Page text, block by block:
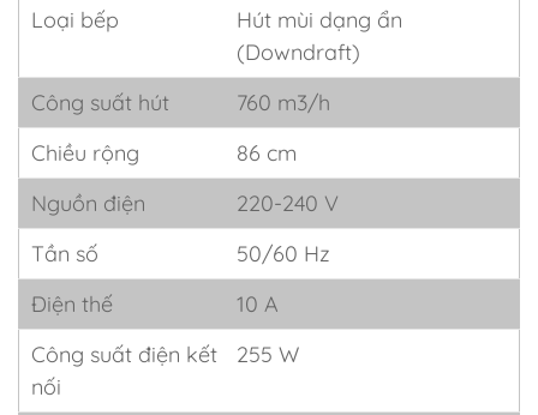
Loại bếp
Hút mùi dạng ẩn
(Downdraft)
Công suất hút
760 m3/h
Chiều rộng
86 cm
Nguồn điện
220-240 V
Tần số
50/60 Hz
Điện thế
10 A
Công suất điện kết
nối
255 W